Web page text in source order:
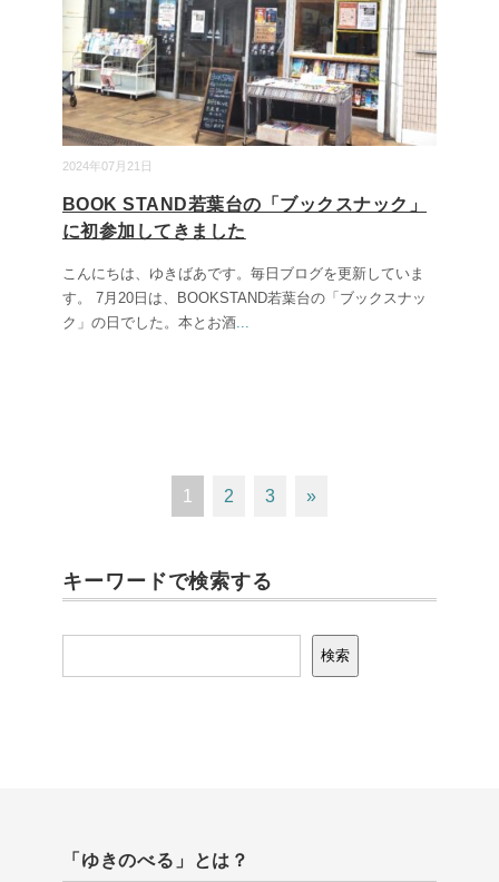
2024年07月21日
BOOK STAND若葉台の「ブックスナック」
に初参加してきました
こんにちは、ゆきばあです。毎日ブログを更新していま
す。 7月20日は、BOOKSTAND若葉台の「ブックスナッ
ク」の日でした。本とお酒...
1 2 3 »
キーワードで検索する
検索
「ゆきのべる」とは？